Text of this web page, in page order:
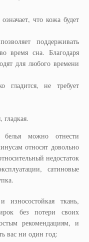
что кожа будет
поддерживать
время сна. Благодаря
для любого времени
гладится, не требует
гладкая.
белья можно отнести
относят довольно
недостаток
сатиновые
ткань,
без потери своих
рекомендациям, и
вас ни один год: